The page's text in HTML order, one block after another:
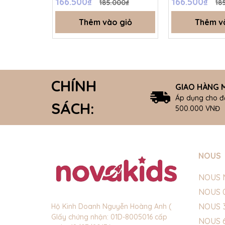
185.000₫
Thêm vào giỏ Thêm
CHÍNH
SÁCH:
GIAO HÀNG
Áp dụng cho
500.000 VNĐ
Hộ Kinh Doanh Nguyễn Hoàng Anh (
GIấy chứng nhận: 01D-8005016 cấp
NOUS
NOUS
NOUS
NOUS
NOUS